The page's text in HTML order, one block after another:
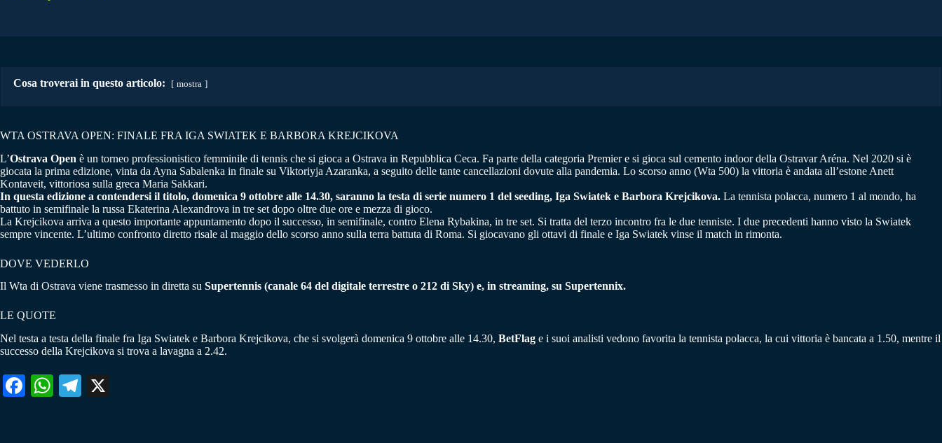
Cosa troverai in questo articolo: mostra
WTA OSTRAVA OPEN: FINALE FRA IGA SWIATEK E BARBORA KREJCIKOVA
L’Ostrava Open è un torneo professionistico femminile di tennis che si gioca a Ostrava in Repubblica Ceca. Fa parte della categoria Premier e si gioca sul cemento indoor della Ostravar Aréna. Nel 2020 si è
giocata la prima edizione, vinta da Ayna Sabalenka in finale su Viktoriyja Azaranka, a seguito delle tante cancellazioni dovute alla pandemia. Lo scorso anno (Wta 500) la vittoria è andata all’estone Anett
Kontaveit, vittoriosa sulla greca Maria Sakkari.
In questa edizione a contendersi il titolo, domenica 9 ottobre alle 14.30, saranno la testa di serie numero 1 del seeding, Iga Swiatek e Barbora Krejcikova. La tennista polacca, numero 1 al mondo, ha
battuto in semifinale la russa Ekaterina Alexandrova in tre set dopo oltre due ore e mezza di gioco.
La Krejcikova arriva a questo importante appuntamento dopo il successo, in semifinale, contro Elena Rybakina, in tre set. Si tratta del terzo incontro fra le due tenniste. I due precedenti hanno visto la Swiatek
sempre vincente. L’ultimo confronto diretto risale al maggio dello scorso anno sulla terra battuta di Roma. Si giocavano gli ottavi di finale e Iga Swiatek vinse il match in rimonta.
DOVE VEDERLO
Il Wta di Ostrava viene trasmesso in diretta su Supertennis (canale 64 del digitale terrestre o 212 di Sky) e, in streaming, su Supertennix.
LE QUOTE
Nel testa a testa della finale fra Iga Swiatek e Barbora Krejcikova, che si svolgerà domenica 9 ottobre alle 14.30, BetFlag e i suoi analisti vedono favorita la tennista polacca, la cui vittoria è bancata a 1.50, mentre il
successo della Krejcikova si trova a lavagna a 2.42.
Fa W
Te